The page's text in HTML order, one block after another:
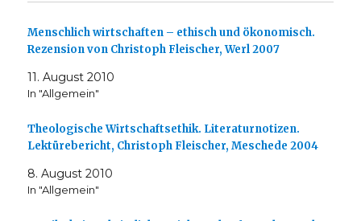
Menschlich wirtschaften – ethisch und ökonomisch.
Rezension von Christoph Fleischer, Werl 2007
11. August 2010
In "Allgemein"
Theologische Wirtschaftsethik. Literaturnotizen.
Lektürebericht, Christoph Fleischer, Meschede 2004
8. August 2010
In "Allgemein"